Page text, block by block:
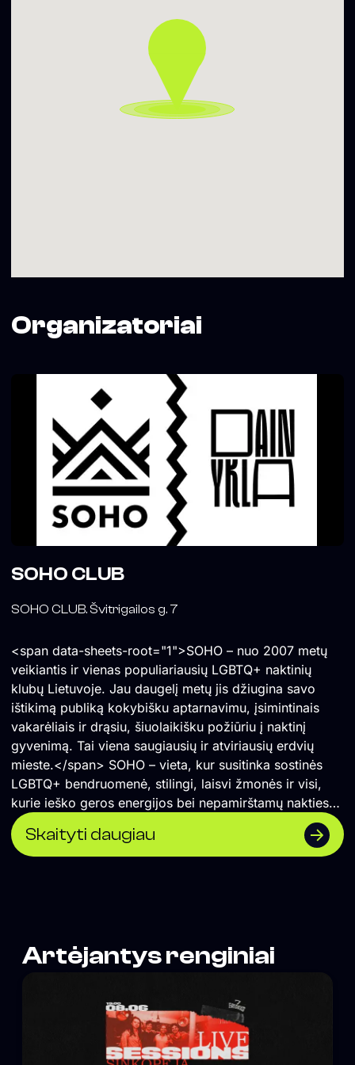
Organizatoriai
SOHO CLUB
SOHO CLUB. Švitrigailos g. 7
<span data-sheets-root="1">SOHO – nuo 2007 metų
veikiantis ir vienas populiariausių LGBTQ+ naktinių
klubų Lietuvoje. Jau daugelį metų jis džiugina savo
ištikimą publiką kokybišku aptarnavimu, įsimintinais
vakarėliais ir drąsiu, šiuolaikišku požiūriu į naktinį
gyvenimą. Tai viena saugiausių ir atviriausių erdvių
mieste.</span> SOHO – vieta, kur susitinka sostinės
LGBTQ+ bendruomenė, stilingi, laisvi žmonės ir visi,
kurie ieško geros energijos bei nepamirštamų nakties
akimirkų.
Skaityti daugiau
Artėjantys renginiai